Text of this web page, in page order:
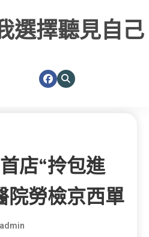
選擇聽見自己
店“拎包進
院勞檢京西單
admin